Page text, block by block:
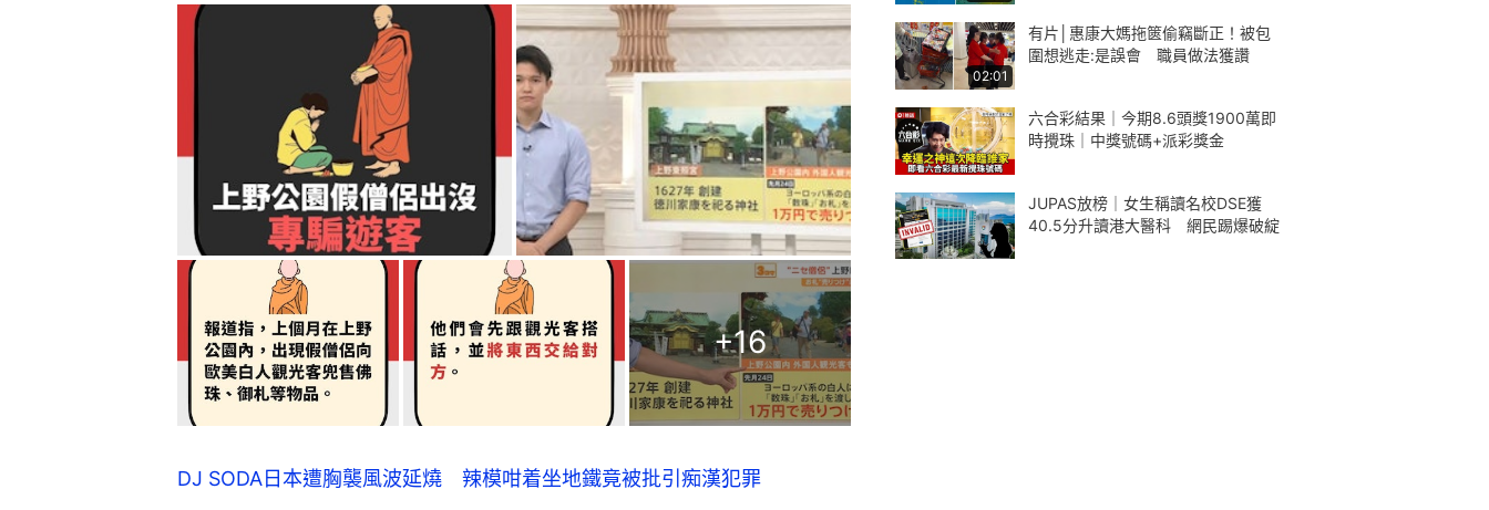
+16
DJ SODA日本遭胸襲風波延燒 辣模咁着坐地鐵竟被批引痴漢犯罪
02:01
有片│惠康大媽拖篋偷竊斷正！被包
圍想逃走:是誤會 職員做法獲讚
六合彩結果｜今期8.6頭獎1900萬即
時攪珠｜中獎號碼+派彩獎金
JUPAS放榜｜女生稱讀名校DSE獲
40.5分升讀港大醫科 網民踢爆破綻